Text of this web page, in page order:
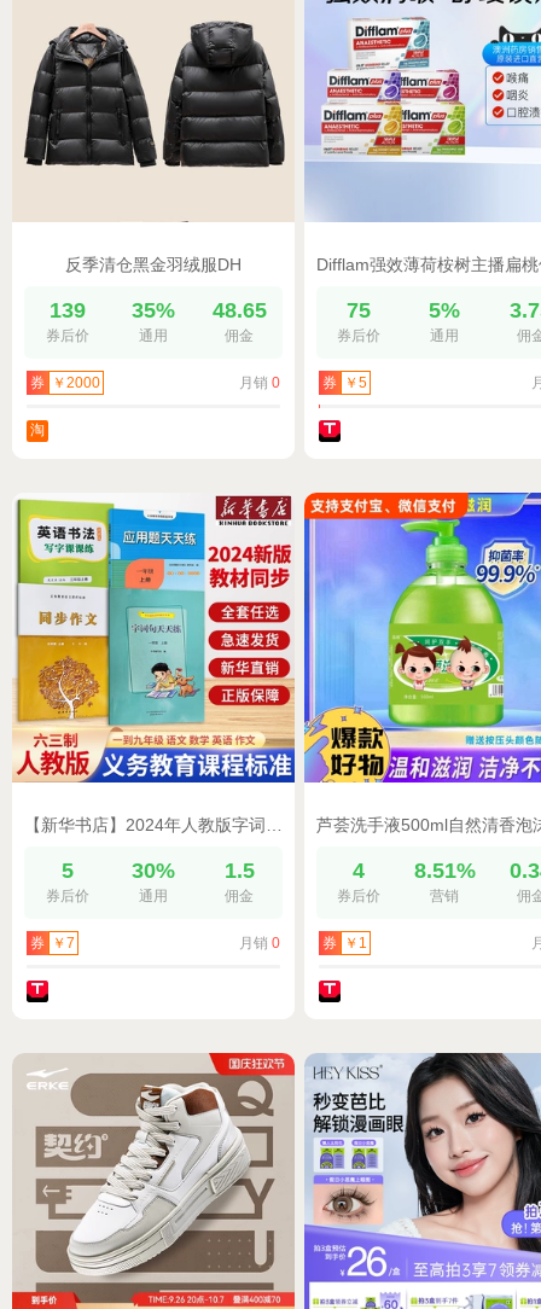
反季清仓黑金羽绒服DH
139
券后价
35%
通用
48.65
佣金
券 ￥2000 月销 0
淘
75
券后价
5%
通用 佣
券 ￥5
5
券后价
30%
通用
1.5
佣金
券 ￥7 月销 0
4
券后价
8.51%
营销 佣
券 ￥1